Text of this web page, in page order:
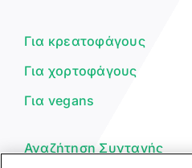
Για κρεατοφάγους
Για χορτοφάγους
Για vegans
Αναζήτηση Συνταγής